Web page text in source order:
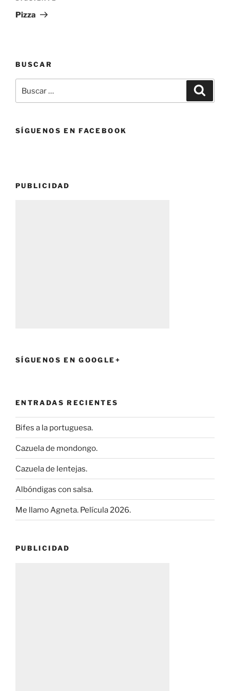
entrada
Pizza
BUSCAR
por:
SÍGUENOS EN FACEBOOK
PUBLICIDAD
SÍGUENOS EN GOOGLE+
ENTRADAS RECIENTES
Bifes a la portuguesa.
Cazuela de mondongo.
Cazuela de lentejas.
Albóndigas con salsa.
Me llamo Agneta. Película 2026.
PUBLICIDAD